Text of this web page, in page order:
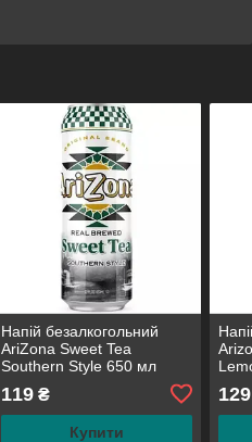
Напій безалкогольний
AriZona Sweet Tea
Southern Style 650 мл
119₴
Купити
129